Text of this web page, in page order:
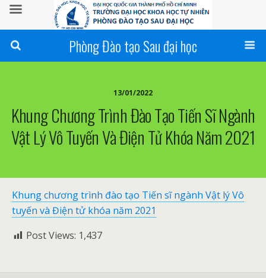
Phòng Đào tạo Sau đại học
13/01/2022
Khung Chương Trình Đào Tạo Tiến Sĩ Ngành
Vật Lý Vô Tuyến Và Điện Tử Khóa Năm 2021
Khung chương trình đào tạo Tiến sĩ ngành Vật lý Vô
tuyến và Điện tử khóa năm 2021
Post Views: 1,437